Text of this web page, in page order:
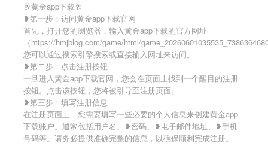
🥂黄金app下载🥂
❥第一步：访问黄金app下载官网
首先，打开您的浏览器，输入黄金app下载的官方网址
（https://hmjblog.com/game/html/
您可以通过搜索引擎搜索或直接输入网址来访问。
❥第二步：点击注册按钮
一旦进入黄金app下载官网，您会在页面上找到一个醒目的注册
按钮。点击该按钮，您将被引导至注册页面。
❥第三步：填写注册信息
在注册页面上，您需要填写一些必要的个人信息来创建黄金app
下载账户。通常包括用户名、❥密码、❥电子邮件地址、❥手机
号码等。请务必提供准确完整的信息，以确保顺利完成注册。